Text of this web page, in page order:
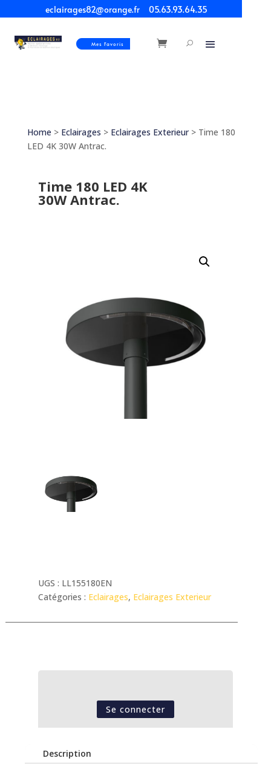
eclairages82@orange.fr 05.63.93.64.35
Mes Favoris
Home > Eclairages > Eclairages Exterieur> Time 180
LED 4K 30W Antrac.
Time 180 LED 4K
30W Antrac.
UGS : LL155180EN
Catégories : Eclairages, Eclairages Exterieur
Se connecter
Description